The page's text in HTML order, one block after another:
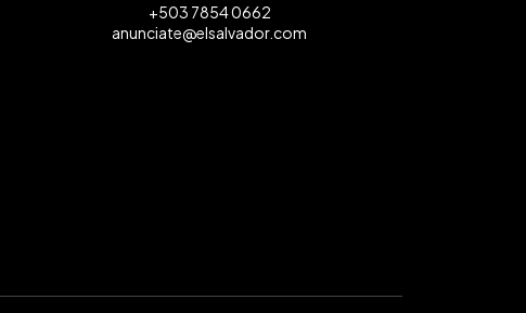
+503 7854 0662
anunciate@elsalvador.com